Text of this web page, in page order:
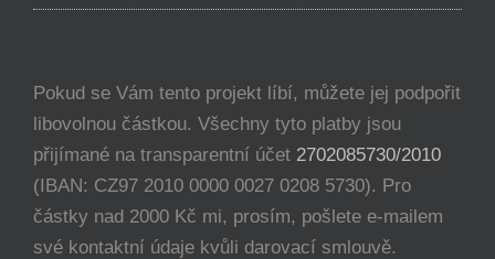
Pokud se Vám tento projekt líbí, můžete jej podpořit
libovolnou částkou. Všechny tyto platby jsou
přijímané na transparentní účet 2702085730/2010
(IBAN: CZ97 2010 0000 0027 0208 5730). Pro
částky nad 2000 Kč mi, prosím, pošlete e-mailem
své kontaktní údaje kvůli darovací smlouvě.